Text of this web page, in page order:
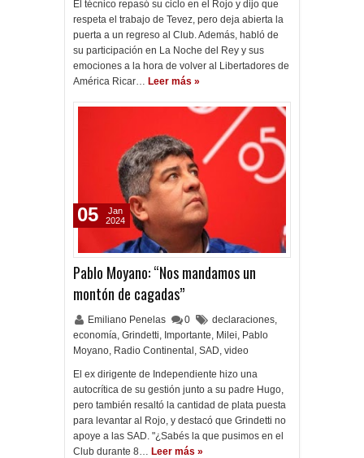
El técnico repasó su ciclo en el Rojo y dijo que
respeta el trabajo de Tevez, pero deja abierta la
puerta a un regreso al Club. Además, habló de
su participación en La Noche del Rey y sus
emociones a la hora de volver al Libertadores de
América Ricar… Leer más »
Pablo Moyano: “Nos mandamos un
montón de cagadas”
Emiliano Penelas 0 declaraciones,
economía, Grindetti, Importante, Milei, Pablo
Moyano, Radio Continental , SAD, video
El ex dirigente de Independiente hizo una
autocrítica de su gestión junto a su padre Hugo,
pero también resaltó la cantidad de plata puesta
para levantar al Rojo, y destacó que Grindetti no
apoye a las SAD. "¿Sabés la que pusimos en el
Club durante 8… Leer más »
05
Jan
2024